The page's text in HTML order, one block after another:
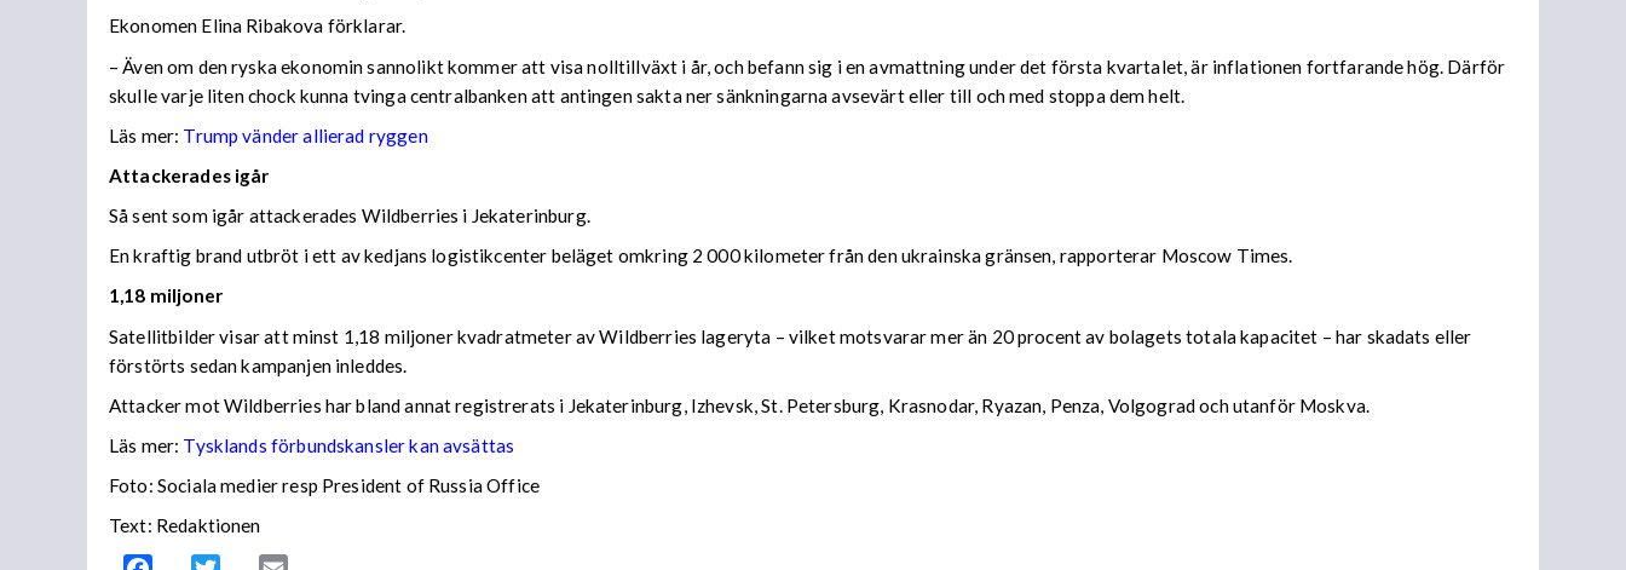
Ekonomen Elina Ribakova förklarar.
– Även om den ryska ekonomin sannolikt kommer att visa nolltillväxt i år, och befann sig i en avmattning under det första kvartalet, är inflationen fortfarande hög. Därför
skulle varje liten chock kunna tvinga centralbanken att antingen sakta ner sänkningarna avsevärt eller till och med stoppa dem helt.
Läs mer: Trump vänder allierad ryggen
Attackerades igår
Så sent som igår attackerades Wildberries i Jekaterinburg.
En kraftig brand utbröt i ett av kedjans logistikcenter beläget omkring 2 000 kilometer från den ukrainska gränsen, rapporterar Moscow Times.
1,18 miljoner
Satellitbilder visar att minst 1,18 miljoner kvadratmeter av Wildberries lageryta – vilket motsvarar mer än 20 procent av bolagets totala kapacitet – har skadats eller
förstörts sedan kampanjen inleddes.
Attacker mot Wildberries har bland annat registrerats i Jekaterinburg, Izhevsk, St. Petersburg, Krasnodar, Ryazan, Penza, Volgograd och utanför Moskva.
Läs mer: Tysklands förbundskansler kan avsättas
Foto: Sociala medier resp President of Russia Office
Text: Redaktionen